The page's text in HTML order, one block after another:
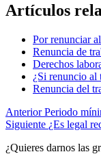
Artículos
Por renunciar
Renuncia de
Derechos
¿Si renuncio al
Renuncia del
Anterior Periodo
Siguiente ¿Es legal
¿Quieres darnos las